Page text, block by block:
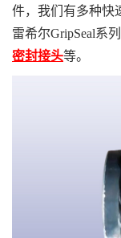
件，我们有多种快
雷希尔GripSeal系
密封接头等。